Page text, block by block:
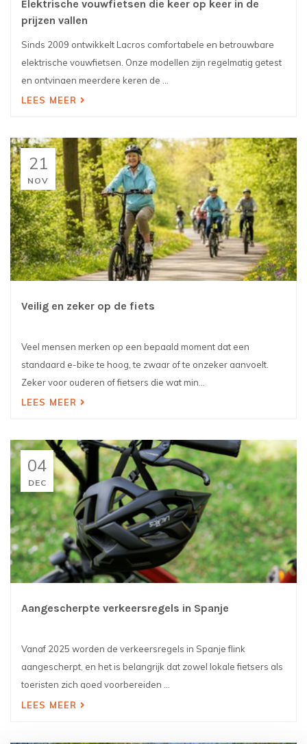
Elektrische vouwfietsen die keer op keer in de
prijzen vallen
Sinds 2009 ontwikkelt Lacros comfortabele en betrouwbare
elektrische vouwfietsen. Onze modellen zijn regelmatig getest
en ontvingen meerdere keren de ...
LEES MEER
21
NOV
Veilig en zeker op de fiets
Veel mensen merken op een bepaald moment dat een
standaard e-bike te hoog, te zwaar of te onzeker aanvoelt.
Zeker voor ouderen of fietsers die wat min...
LEES MEER
04
DEC
Aangescherpte verkeersregels in Spanje
Vanaf 2025 worden de verkeersregels in Spanje flink
aangescherpt, en het is belangrijk dat zowel lokale fietsers als
toeristen zich goed voorbereiden ...
LEES MEER